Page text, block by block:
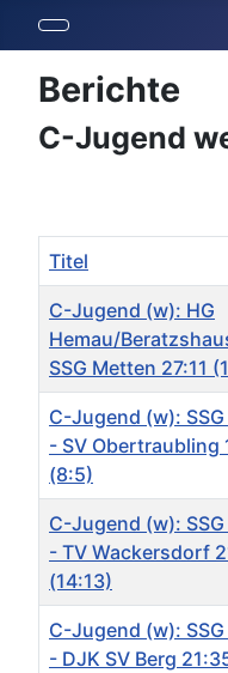
Berichte
C-Jugend
Titel
C-Jugend (w): HG
Hemau/
SSG Metten 27:11
C-Jugend (w):
- SV Obertraubling
(8:5)
C-Jugend (w):
- TV Wackersdorf
(14:13)
C-Jugend (w):
- DJK SV Berg